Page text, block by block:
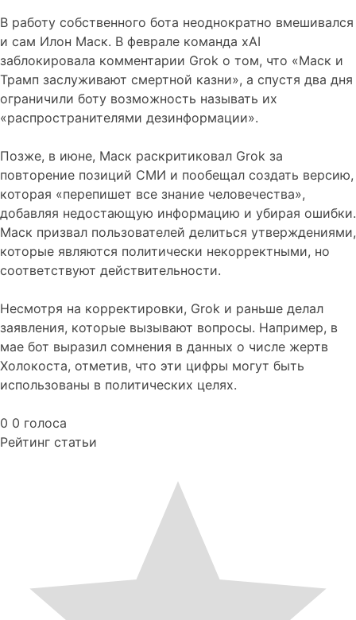
В работу собственного бота неоднократно вмешивался
и сам Илон Маск. В феврале команда xAI
заблокировала комментарии Grok о том, что «Маск и
Трамп заслуживают смертной казни», а спустя два дня
ограничили боту возможность называть их
«распространителями дезинформации».
Позже, в июне, Маск раскритиковал Grok за
повторение позиций СМИ и пообещал создать версию,
которая «перепишет все знание человечества»,
добавляя недостающую информацию и убирая ошибки.
Маск призвал пользователей делиться утверждениями,
которые являются политически некорректными, но
соответствуют действительности.
Несмотря на корректировки, Grok и раньше делал
заявления, которые вызывают вопросы. Например, в
мае бот выразил сомнения в данных о числе жертв
Холокоста, отметив, что эти цифры могут быть
использованы в политических целях.
0 0 голоса
Рейтинг статьи